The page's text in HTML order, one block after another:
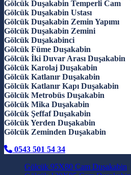
Gölcük Duşakabin Temperli Cam
Gölcük Duşakabin Ustası
Gölcük Duşakabin Zemin Yapımı
Gölcük Duşakabin Zemini
Gölcük Duşakabinci
Gölcük Füme Duşakabin
Gölcük İki Duvar Arası Duşakabin
Gölcük Karolaj Duşakabin
Gölcük Katlanır Duşakabin
Gölcük Katlanır Kapı Duşakabin
Gölcük Metrobüs Duşakabin
Gölcük Mika Duşakabin
Gölcük Şeffaf Duşakabin
Gölcük Yerden Duşakabin
Gölcük Zeminden Duşakabin
0543 501 54 34
Gölcük 95X80 Cam Duşakabin